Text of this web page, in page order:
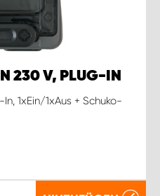
230 V, PLUG-IN
1xEin/1xAus + Schuko-